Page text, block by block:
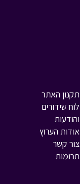
תקנון האתר
לוח שידורים
והודעות
אודות הערוץ
צור קשר
תרומות